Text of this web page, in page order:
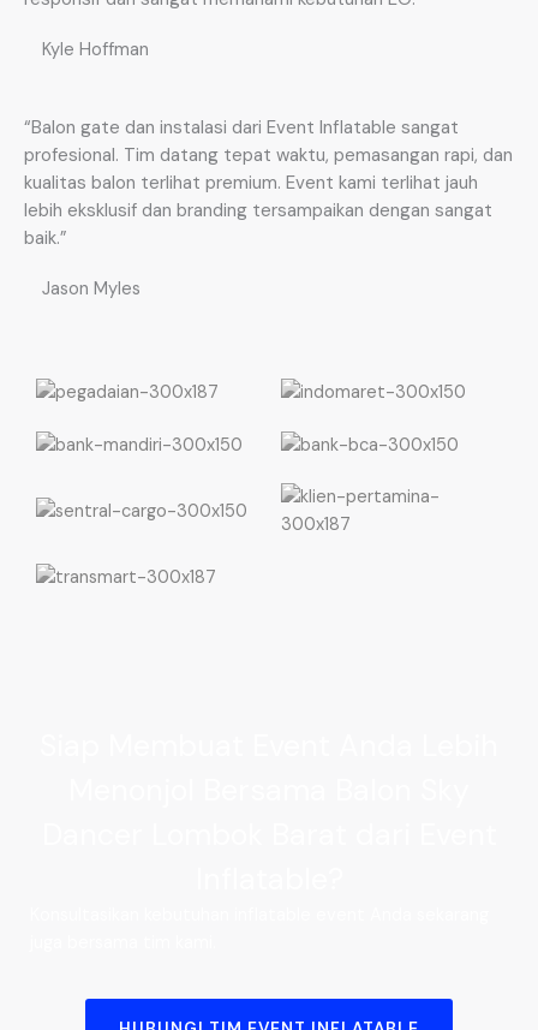
Kyle Hoffman
“Balon gate dan instalasi dari Event Inflatable sangat
profesional. Tim datang tepat waktu, pemasangan rapi, dan
kualitas balon terlihat premium. Event kami terlihat jauh
lebih eksklusif dan branding tersampaikan dengan sangat
baik.”
Jason Myles